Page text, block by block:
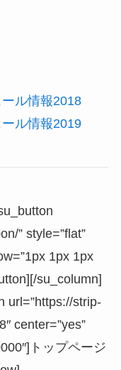
ル情報2018
ル情報2019
” style=”flat”
1px 1px
su_column]
url=”https://strip-
center=”yes”
トップページ